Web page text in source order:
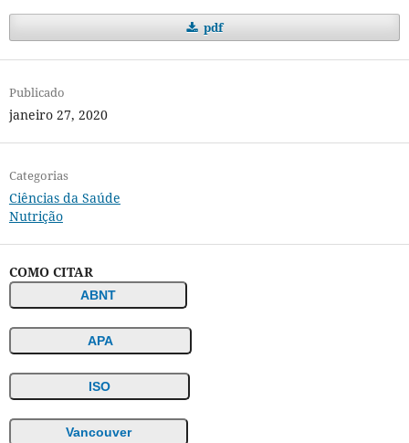
pdf
Publicado
janeiro 27, 2020
Categorias
Ciências da Saúde
Nutrição
COMO CITAR
ABNT
APA
ISO
Vancouver